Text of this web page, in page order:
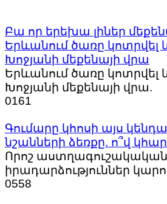
Բա որ երեխա լիներ
Երևանում ծառը կոտրվել
Խոջյանի մեքենայի վրա
Երևանում ծառը կոտրվել
Խոջյանի մեքենայի վրա.
0161
Գումարը կհոսի այս
նշանների ձեռքը. ո՞վ
Որոշ աստղագուշակական
իրադարձություններ
0558